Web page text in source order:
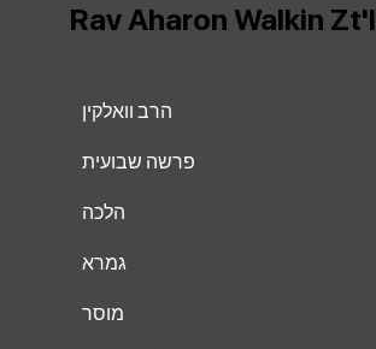
הרב וואלקין
פרשה שבועית
הלכה
גמרא
מוסר
Rav Aharon Walkin Zt'l